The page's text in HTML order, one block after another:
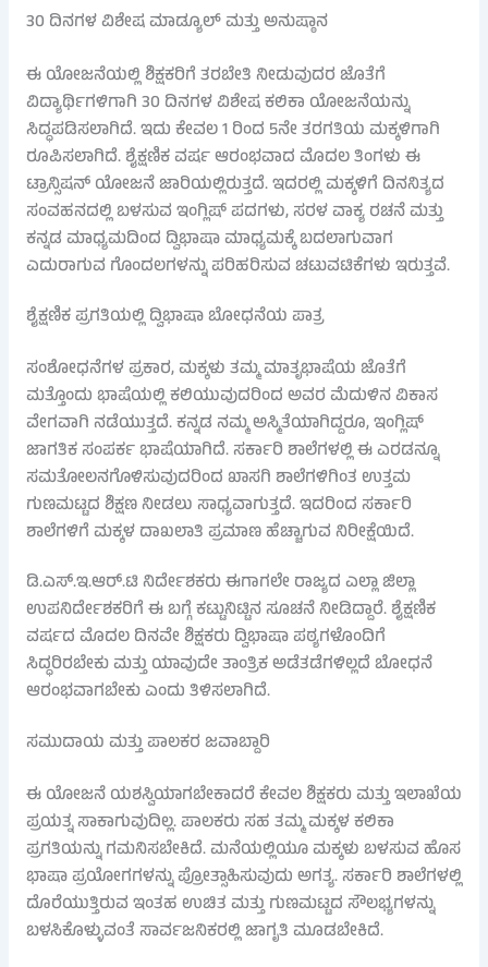
30 ದಿನಗಳ ವಿಶೇಷ ಮಾಡ್ಯೂಲ್ ಮತ್ತು ಅನುಷ್ಠಾನ
ಈ ಯೋಜನೆಯಲ್ಲಿ ಶಿಕ್ಷಕರಿಗೆ ತರಬೇತಿ ನೀಡುವುದರ ಜೊತೆಗೆ
ವಿದ್ಯಾರ್ಥಿಗಳಿಗಾಗಿ 30 ದಿನಗಳ ವಿಶೇಷ ಕಲಿಕಾ ಯೋಜನೆಯನ್ನು
ಸಿದ್ಧಪಡಿಸಲಾಗಿದೆ. ಇದು ಕೇವಲ 1 ರಿಂದ 5ನೇ ತರಗತಿಯ ಮಕ್ಕಳಿಗಾಗಿ
ರೂಪಿಸಲಾಗಿದೆ. ಶೈಕ್ಷಣಿಕ ವರ್ಷ ಆರಂಭವಾದ ಮೊದಲ ತಿಂಗಳು ಈ
ಟ್ರಾನ್ಸಿಷನ್ ಯೋಜನೆ ಜಾರಿಯಲ್ಲಿರುತ್ತದೆ. ಇದರಲ್ಲಿ ಮಕ್ಕಳಿಗೆ ದಿನನಿತ್ಯದ
ಸಂವಹನದಲ್ಲಿ ಬಳಸುವ ಇಂಗ್ಲಿಷ್ ಪದಗಳು, ಸರಳ ವಾಕ್ಯ ರಚನೆ ಮತ್ತು
ಕನ್ನಡ ಮಾಧ್ಯಮದಿಂದ ದ್ವಿಭಾಷಾ ಮಾಧ್ಯಮಕ್ಕೆ ಬದಲಾಗುವಾಗ
ಎದುರಾಗುವ ಗೊಂದಲಗಳನ್ನು ಪರಿಹರಿಸುವ ಚಟುವಟಿಕೆಗಳು ಇರುತ್ತವೆ.
ಶೈಕ್ಷಣಿಕ ಪ್ರಗತಿಯಲ್ಲಿ ದ್ವಿಭಾಷಾ ಬೋಧನೆಯ ಪಾತ್ರ
ಸಂಶೋಧನೆಗಳ ಪ್ರಕಾರ, ಮಕ್ಕಳು ತಮ್ಮ ಮಾತೃಭಾಷೆಯ ಜೊತೆಗೆ
ಮತ್ತೊಂದು ಭಾಷೆಯಲ್ಲಿ ಕಲಿಯುವುದರಿಂದ ಅವರ ಮೆದುಳಿನ ವಿಕಾಸ
ವೇಗವಾಗಿ ನಡೆಯುತ್ತದೆ. ಕನ್ನಡ ನಮ್ಮ ಅಸ್ಮಿತೆಯಾಗಿದ್ದರೂ, ಇಂಗ್ಲಿಷ್
ಜಾಗತಿಕ ಸಂಪರ್ಕ ಭಾಷೆಯಾಗಿದೆ. ಸರ್ಕಾರಿ ಶಾಲೆಗಳಲ್ಲಿ ಈ ಎರಡನ್ನೂ
ಸಮತೋಲನಗೊಳಿಸುವುದರಿಂದ ಖಾಸಗಿ ಶಾಲೆಗಳಿಗಿಂತ ಉತ್ತಮ
ಗುಣಮಟ್ಟದ ಶಿಕ್ಷಣ ನೀಡಲು ಸಾಧ್ಯವಾಗುತ್ತದೆ. ಇದರಿಂದ ಸರ್ಕಾರಿ
ಶಾಲೆಗಳಿಗೆ ಮಕ್ಕಳ ದಾಖಲಾತಿ ಪ್ರಮಾಣ ಹೆಚ್ಚಾಗುವ ನಿರೀಕ್ಷೆಯಿದೆ.
ಡಿ.ಎಸ್.ಇ.ಆರ್.ಟಿ ನಿರ್ದೇಶಕರು ಈಗಾಗಲೇ ರಾಜ್ಯದ ಎಲ್ಲಾ ಜಿಲ್ಲಾ
ಉಪನಿರ್ದೇಶಕರಿಗೆ ಈ ಬಗ್ಗೆ ಕಟ್ಟುನಿಟ್ಟಿನ ಸೂಚನೆ ನೀಡಿದ್ದಾರೆ. ಶೈಕ್ಷಣಿಕ
ವರ್ಷದ ಮೊದಲ ದಿನವೇ ಶಿಕ್ಷಕರು ದ್ವಿಭಾಷಾ ಪಠ್ಯಗಳೊಂದಿಗೆ
ಸಿದ್ಧರಿರಬೇಕು ಮತ್ತು ಯಾವುದೇ ತಾಂತ್ರಿಕ ಅಡೆತಡೆಗಳಿಲ್ಲದೆ ಬೋಧನೆ
ಆರಂಭವಾಗಬೇಕು ಎಂದು ತಿಳಿಸಲಾಗಿದೆ.
ಸಮುದಾಯ ಮತ್ತು ಪಾಲಕರ ಜವಾಬ್ದಾರಿ
ಈ ಯೋಜನೆ ಯಶಸ್ವಿಯಾಗಬೇಕಾದರೆ ಕೇವಲ ಶಿಕ್ಷಕರು ಮತ್ತು ಇಲಾಖೆಯ
ಪ್ರಯತ್ನ ಸಾಕಾಗುವುದಿಲ್ಲ. ಪಾಲಕರು ಸಹ ತಮ್ಮ ಮಕ್ಕಳ ಕಲಿಕಾ
ಪ್ರಗತಿಯನ್ನು ಗಮನಿಸಬೇಕಿದೆ. ಮನೆಯಲ್ಲಿಯೂ ಮಕ್ಕಳು ಬಳಸುವ ಹೊಸ
ಭಾಷಾ ಪ್ರಯೋಗಗಳನ್ನು ಪ್ರೋತ್ಸಾಹಿಸುವುದು ಅಗತ್ಯ. ಸರ್ಕಾರಿ ಶಾಲೆಗಳಲ್ಲಿ
ದೊರೆಯುತ್ತಿರುವ ಇಂತಹ ಉಚಿತ ಮತ್ತು ಗುಣಮಟ್ಟದ ಸೌಲಭ್ಯಗಳನ್ನು
ಬಳಸಿಕೊಳ್ಳುವಂತೆ ಸಾರ್ವಜನಿಕರಲ್ಲಿ ಜಾಗೃತಿ ಮೂಡಬೇಕಿದೆ.